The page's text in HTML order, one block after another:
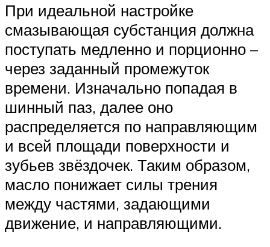
При идеальной настройке
смазывающая субстанция должна
поступать медленно и порционно –
через заданный промежуток
времени. Изначально попадая в
шинный паз, далее оно
распределяется по направляющим
и всей площади поверхности и
зубьев звёздочек. Таким образом,
масло понижает силы трения
между частями, задающими
движение, и направляющими.